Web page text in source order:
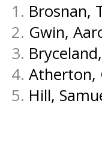
Brosnan,
Gwin,
Atherton,
Hill,